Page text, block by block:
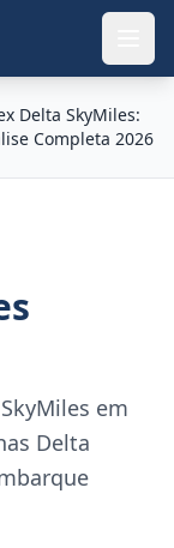
Delta SkyMiles:
Completa 2026
em
Delta